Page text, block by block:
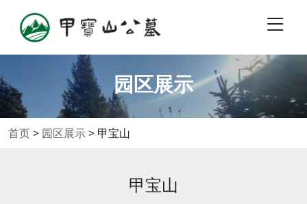
园区展示
首页> 园区展示> 甲宝山
甲宝山